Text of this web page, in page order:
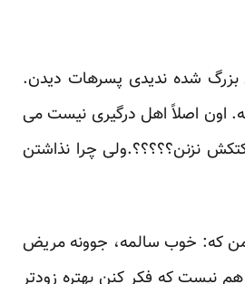
بزرگ شده ندیدی پسرهات دیدن.
اون اصلاً اهل درگیری نیست می
نزنن؟؟؟؟؟.ولی چرا نذاشتن
که: خوب سالمه، جوونه مریض
نیست که فکر کنن بهتره زودتر